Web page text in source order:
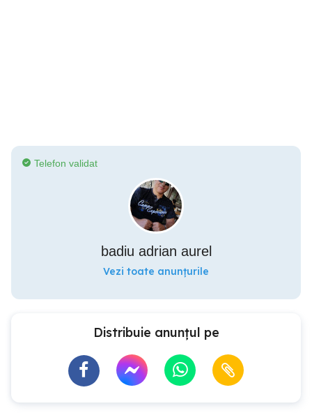
Telefon validat
badiu adrian aurel
Vezi toate anunțurile
Distribuie anunțul pe